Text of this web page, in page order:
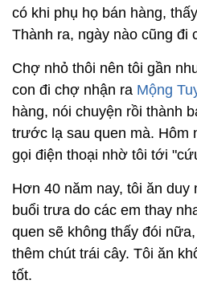
có khi phụ họ bán hàng,
Thành ra, ngày nào cũng đi
Chợ nhỏ thôi nên tôi gần
con đi chợ nhận ra Mộng
hàng, nói chuyện rồi thành
trước lạ sau quen mà. Hôm
gọi điện thoại nhờ tôi tới
Hơn 40 năm nay, tôi ăn duy
buổi trưa do các em thay
quen sẽ không thấy đói
thêm chút trái cây. Tôi ăn
tốt.